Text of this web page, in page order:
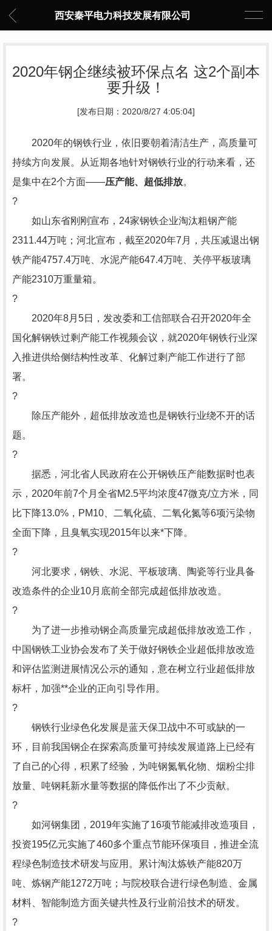
西安秦平电力科技发展有限公司
2020年钢企继续被环保点名 这2个副本
要升级！
[发布日期：2020/8/27 4:05:04]
2020年的钢铁行业，依旧要朝着清洁生产，高质量可
持续方向发展。从近期各地针对钢铁行业的行动来看，还
是集中在2个方面——压产能、超低排放。
?
如山东省刚刚宣布，24家钢铁企业淘汰粗钢产能
2311.44万吨；河北宣布，截至2020年7月，共压减退出钢
铁产能4757.4万吨、水泥产能647.4万吨、关停平板玻璃
产能2310万重量箱。
?
2020年8月5日，发改委和工信部联合召开2020年全
国化解钢铁过剩产能工作视频会议，就2020年钢铁行业深
入推进供给侧结构性改革、化解过剩产能工作进行了部
署。
?
除压产能外，超低排放改造也是钢铁行业绕不开的话
题。
?
据悉，河北省人民政府在公开钢铁压产能数据时也表
示，2020年前7个月全省M2.5平均浓度47微克/立方米，同
比下降13.0%，PM10、二氧化硫、二氧化氮等6项污染物
全面下降，且臭氧实现2015年以来*下降。
?
河北要求，钢铁、水泥、平板玻璃、陶瓷等行业具备
改造条件的企业10月底前全部完成超低排放改造。
?
为了进一步推动钢企高质量完成超低排放改造工作，
中国钢铁工业协会发布了关于做好钢铁企业超低排放改造
和评估监测进展情况公示的通知，意在树立行业超低排放
标杆，加强**企业的正向引导作用。
?
钢铁行业绿色化发展是蓝天保卫战中不可或缺的一
环，目前我国钢企在探索高质量可持续发展道路上已经有
了自己的心得，积累了经验，为吨钢氮氧化物、烟粉尘排
放量、吨钢耗新水量等数据的降低作出了不少贡献。
?
如河钢集团，2019年实施了16项节能减排改造项目，
投资195亿元实施了460多个重点节能环保项目，推进全流
程绿色制造技术研发与应用。累计淘汰炼铁产能820万
吨、炼钢产能1272万吨；与院校联合进行绿色制造、金属
材料、智能制造方面关键共性及行业前沿技术的研发。
?